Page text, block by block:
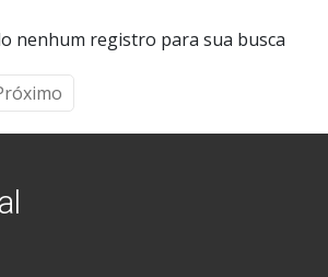
nenhum registro para sua busca